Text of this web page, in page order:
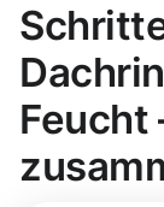
Feucht